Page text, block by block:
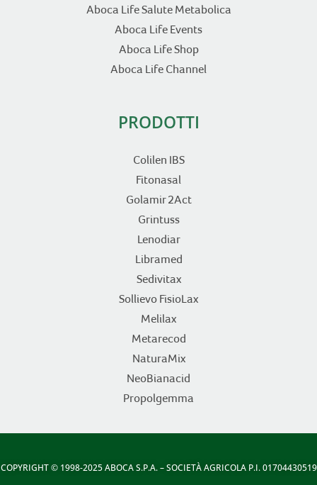
Aboca Life Salute Metabolica
Aboca Life Events
Aboca Life Shop
Aboca Life Channel
PRODOTTI
Colilen IBS
Fitonasal
Golamir 2Act
Grintuss
Lenodiar
Libramed
Sedivitax
Sollievo FisioLax
Melilax
Metarecod
NaturaMix
NeoBianacid
Propolgemma
COPYRIGHT© 1998-2025 ABOCA S.P.A. – SOCIETÀ AGRICOLA P.I. 01704430519